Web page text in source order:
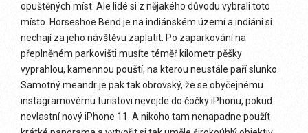
opuštěných míst. Ale lidé si z nějakého důvodu vybrali toto
místo. Horseshoe Bend je na indiánském území a indiáni si
nechají za jeho návštěvu zaplatit. Po zaparkování na
přeplněném parkovišti musíte téměř kilometr pěšky
vyprahlou, kamennou pouští, na kterou neustále paří slunko.
Samotný meandr je pak tak obrovský, že se obyčejnému
instagramovému turistovi nevejde do čočky iPhonu, pokud
nevlastní nový iPhone 11. A nikoho tam nenapadne použít